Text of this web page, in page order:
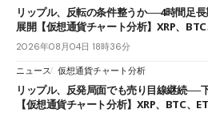
リップル、反転の条件整うか──4時間足
展開【仮想通貨チャート分析】XRP、
2026年08月04日 18時36分
ニュース 仮想通貨チャート分析
リップル、反発局面でも売り目線継続──
【仮想通貨チャート分析】XRP、BTC、